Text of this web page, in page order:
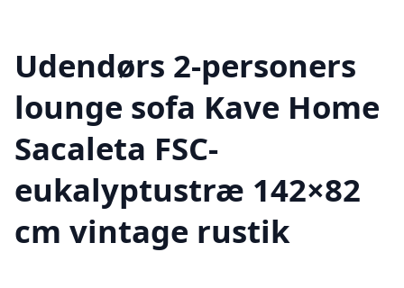
Udendørs 2-personers
lounge sofa Kave Home
Sacaleta FSC-
eukalyptustræ 142×82
cm vintage rustik